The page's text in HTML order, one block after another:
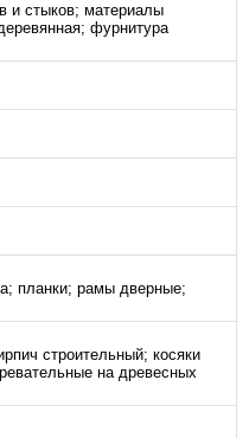
и стыков; материалы
фурнитура
планки; рамы дверные;
строительный; косяки
на древесных